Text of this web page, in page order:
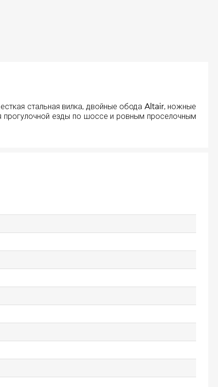
стальная вилка, двойные обода Altair, ножные
прогулочной езды по шоссе и ровным проселочным